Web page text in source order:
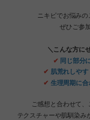
ニキビでお悩みの
ぜひご参
＼こんな方に
✔ 同じ部分
✔ 肌荒れしや
✔ 生理周期に
ご感想と合わせて
テクスチャーや肌馴染み